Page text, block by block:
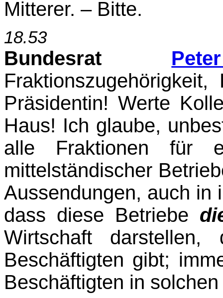
Mitterer. – Bitte.
18.53
Bundesrat
Fraktionszugehörigkeit,
Präsidentin! Werte
Haus! Ich glaube,
alle Fraktionen für
mittelständischer
Aussendungen, auch in
dass diese Betriebe
Wirtschaft
Beschäftigten gibt;
Beschäftigten in